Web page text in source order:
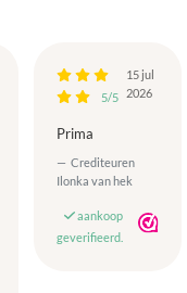
5/5
15 jul
2026
Prima
Crediteuren
Ilonka van hek
aankoop
geverifieerd.